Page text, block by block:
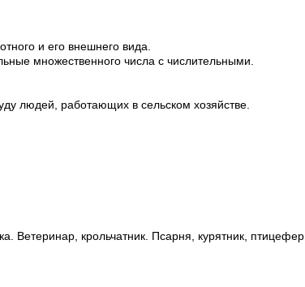
и его внешнего вида.
множественного числа с числительными.
людей, работающих в сельском хозяйстве.
Ветеринар, крольчатник. Псарня, курятник,